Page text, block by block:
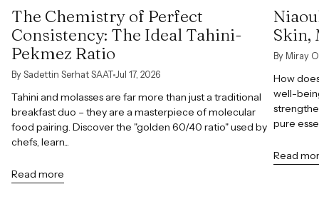
The Chemistry of Perfect
Consistency: The Ideal Tahini-
Pekmez Ratio
By Sadettin Serhat SAAT Jul 17, 2026
Tahini and molasses are far more than just a traditional
breakfast duo – they are a masterpiece of molecular
food pairing. Discover the "golden 60/40 ratio" used by
chefs, learn...
Read more
Skin,
By Miray
How
well-
pure
Read